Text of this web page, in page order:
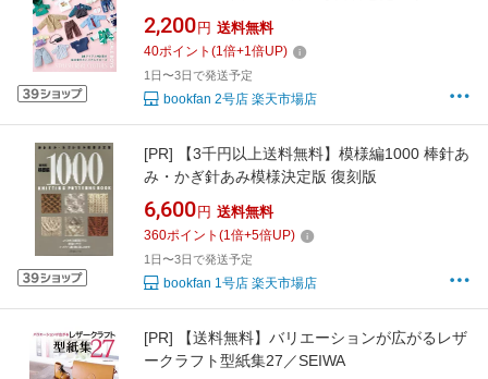
ローズ／イシワタリアユ
2,200 円 送料無料
40ポイント (1倍+1倍UP)
1日〜3日で発送予定
bookfan 2号店 楽天市場店
[PR]
【3千円以上送料無料】模様編1000 棒針あ
み・かぎ針あみ模様決定版 復刻版
6,600 円 送料無料
360ポイント (1倍+5倍UP)
1日〜3日で発送予定
bookfan 1号店 楽天市場店
[PR]
【送料無料】バリエーションが広がるレザ
ークラフト型紙集27／SEIWA